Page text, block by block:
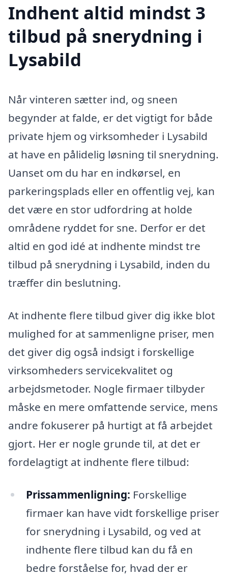
Indhent altid mindst 3
tilbud på snerydning i
Lysabild
Når vinteren sætter ind, og sneen
begynder at falde, er det vigtigt for både
private hjem og virksomheder i Lysabild
at have en pålidelig løsning til snerydning.
Uanset om du har en indkørsel, en
parkeringsplads eller en offentlig vej, kan
det være en stor udfordring at holde
områdene ryddet for sne. Derfor er det
altid en god idé at indhente mindst tre
tilbud på snerydning i Lysabild, inden du
træffer din beslutning.
At indhente flere tilbud giver dig ikke blot
mulighed for at sammenligne priser, men
det giver dig også indsigt i forskellige
virksomheders servicekvalitet og
arbejdsmetoder. Nogle firmaer tilbyder
måske en mere omfattende service, mens
andre fokuserer på hurtigt at få arbejdet
gjort. Her er nogle grunde til, at det er
fordelagtigt at indhente flere tilbud:
Prissammenligning: Forskellige
firmaer kan have vidt forskellige priser
for snerydning i Lysabild, og ved at
indhente flere tilbud kan du få en
bedre forståelse for, hvad der er